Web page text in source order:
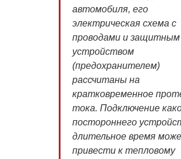
автомобиля, его
электрическая схема с
проводами и защитным
устройством
(предохранителем)
рассчитаны на
кратковременное
тока. Подключение
постороннего
длительное время
привести к тепловому